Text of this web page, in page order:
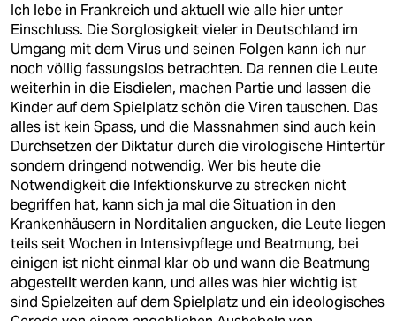
Ich lebe in Frankreich und aktuell wie alle hier unter
Einschluss. Die Sorglosigkeit vieler in Deutschland im
Umgang mit dem Virus und seinen Folgen kann ich nur
noch völlig fassungslos betrachten. Da rennen die Leute
weiterhin in die Eisdielen, machen Partie und lassen die
Kinder auf dem Spielplatz schön die Viren tauschen. Das
alles ist kein Spass, und die Massnahmen sind auch kein
Durchsetzen der Diktatur durch die virologische Hintertür
sondern dringend notwendig. Wer bis heute die
Notwendigkeit die Infektionskurve zu strecken nicht
begriffen hat, kann sich ja mal die Situation in den
Krankenhäusern in Norditalien angucken, die Leute liegen
teils seit Wochen in Intensivpflege und Beatmung, bei
einigen ist nicht einmal klar ob und wann die Beatmung
abgestellt werden kann, und alles was hier wichtig ist
sind Spielzeiten auf dem Spielplatz und ein ideologisches